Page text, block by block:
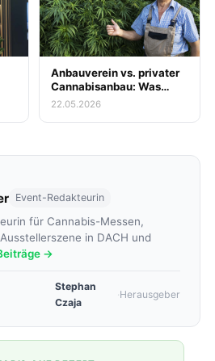
Anbauverein vs. privater
Cannabisanbau: Was
lohnt sich wirklich?
22.05.2026
Event-Redakteurin
für Cannabis-Messen,
in DACH und
→
Stephan
Czaja
·Herausgeber